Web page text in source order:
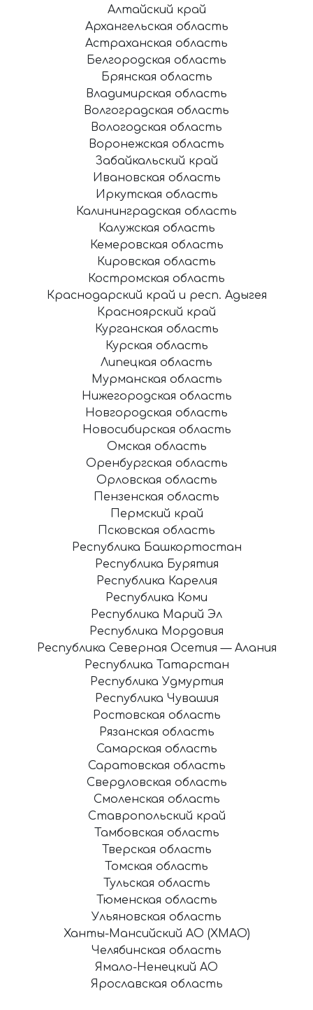
Алтайский край
Архангельская область
Астраханская область
Белгородская область
Брянская область
Владимирская область
Волгоградская область
Вологодская область
Воронежская область
Забайкальский край
Ивановская область
Иркутская область
Калининградская область
Калужская область
Кемеровская область
Кировская область
Костромская область
Краснодарский край и респ. Адыгея
Красноярский край
Курганская область
Курская область
Липецкая область
Мурманская область
Нижегородская область
Новгородская область
Новосибирская область
Омская область
Оренбургская область
Орловская область
Пензенская область
Пермский край
Псковская область
Республика Башкортостан
Республика Бурятия
Республика Карелия
Республика Коми
Республика Марий Эл
Республика Мордовия
Республика Северная Осетия — Алания
Республика Татарстан
Республика Удмуртия
Республика Чувашия
Ростовская область
Рязанская область
Самарская область
Саратовская область
Свердловская область
Смоленская область
Ставропольский край
Тамбовская область
Тверская область
Томская область
Тульская область
Тюменская область
Ульяновская область
Ханты-Мансийский АО (ХМАО)
Челябинская область
Ямало-Ненецкий АО
Ярославская область